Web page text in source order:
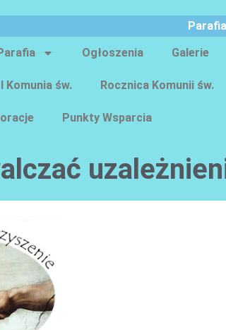
Ogłoszenia Galerie
I Komunia św. Rocznica Komunii św.
Punkty Wsparcia